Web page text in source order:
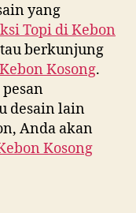
yang
Topi diKebon
berkunjung
Kebon Kosong.
desain lain
Anda akan
Kosong